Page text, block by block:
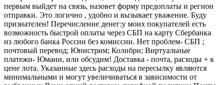
первым выйдет на связь, назовет форму предоплаты и регион
отправки. Это логично , удобно и вызывает уважение. Буду
признателен! Перечисление денег:у моих покупателей есть
возможность быстрой оплаты через СБП на карту Сбербанка
из любого банка России без комиссии. Нет проблем- СБП ;
почтовый перевод; Юнистрим; Колибри; Виртуальные
платежи- Юмани, или обсудим! Доставка - почта, расходы + к
цене лота. Указанные здесь расходы на пересылку являются
минимальными и могут увеличиваться в зависимости от